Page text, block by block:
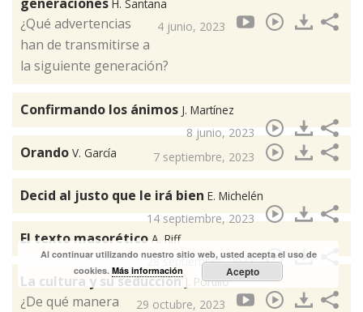
H. Santana
4 junio, 2023
¿Qué advertencias
han de transmitirse a
la siguiente generación?
Confirmando los ánimos J. Martínez
8 junio, 2023
Orando V. García 7 septiembre, 2023
Decid al justo que le irá bien E. Michelén
14 septiembre, 2023
El texto masorético A. Riff
28 septiembre, 2023
La cultura y su seducción J. Portillo
29 octubre, 2023
¿De qué manera
Al continuar utilizando nuestro sitio web, usted acepta el uso de
cookies.Más información Acepto